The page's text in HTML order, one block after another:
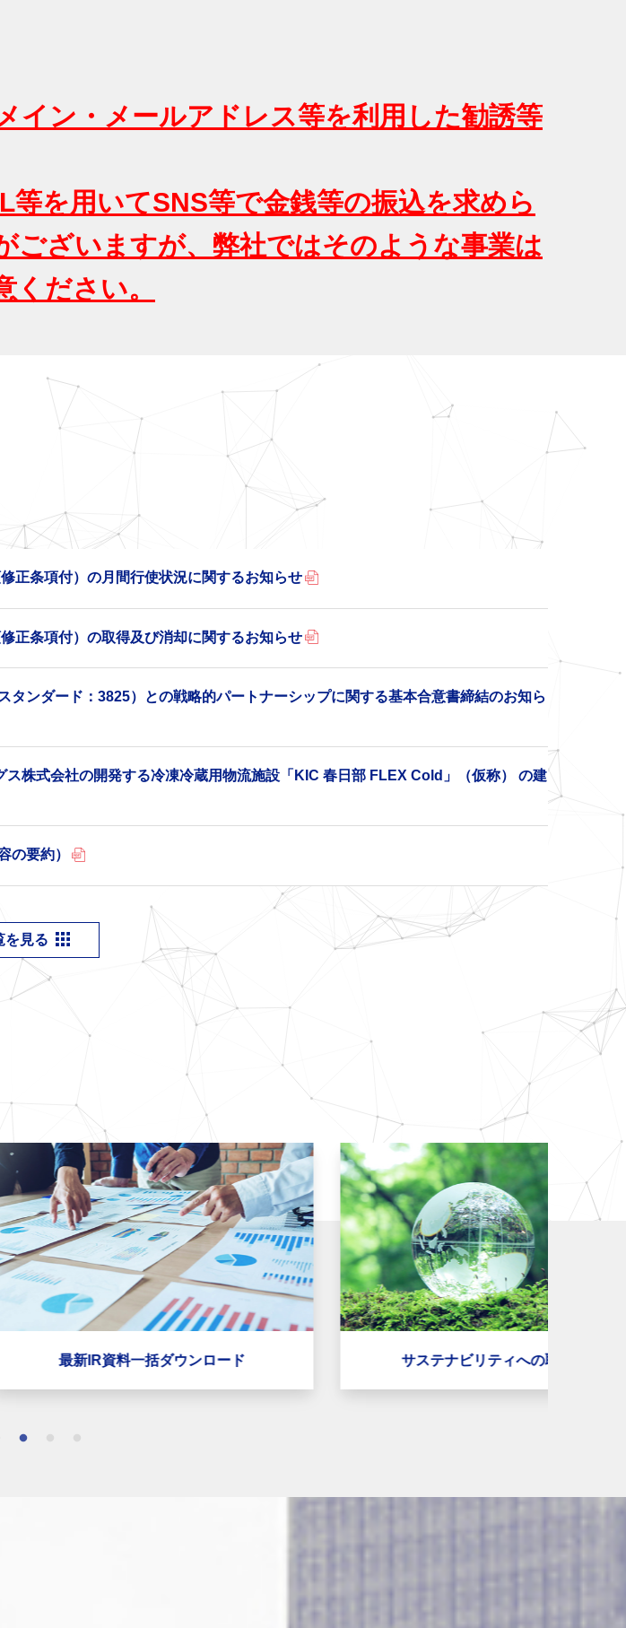
イン・メールアドレス等を利用した勧誘等
等を用いてSNS等で金銭等の振込を求めら
ございますが、弊社ではそのような事業は
ださい。
正条項付）の月間行使状況に関するお知らせ
正条項付）の取得及び消却に関するお知らせ
タンダード：3825）との戦略的パートナーシップに関する基本合意書締結のお知ら
ス株式会社の開発する冷凍冷蔵用物流施設「KIC 春日部 FLEX Cold」（仮称） の建
要約）
を見る
括ダウンロード サステナビリティへの取り組み